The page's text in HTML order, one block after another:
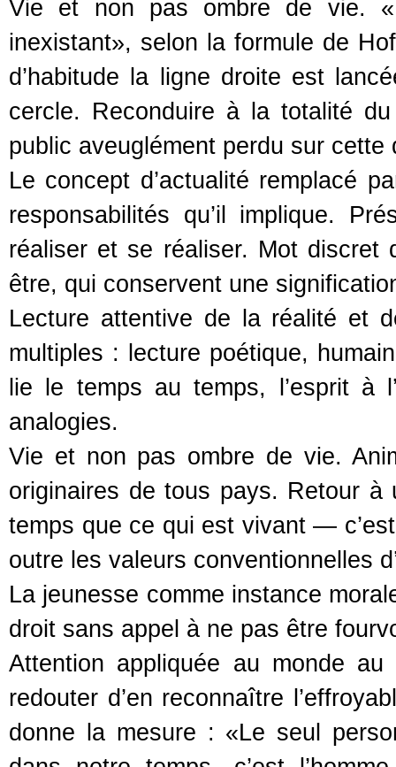
Vie et non pas ombre de vie.
inexistant», selon la formule de
d’habitude la ligne droite est
cercle. Reconduire à la totalité
public aveuglément perdu sur cette
Le concept d’actualité remplacé
responsabilités qu’il implique.
réaliser et se réaliser. Mot discret
être, qui conservent une
Lecture attentive de la réalité et
multiples : lecture poétique,
lie le temps au temps, l’esprit à
analogies.
Vie et non pas ombre de vie.
originaires de tous pays. Retour
temps que ce qui est vivant —
outre les valeurs conventionnelles
La jeunesse comme instance
droit sans appel à ne pas être
Attention appliquée au monde
redouter d’en reconnaître
donne la mesure : «Le seul